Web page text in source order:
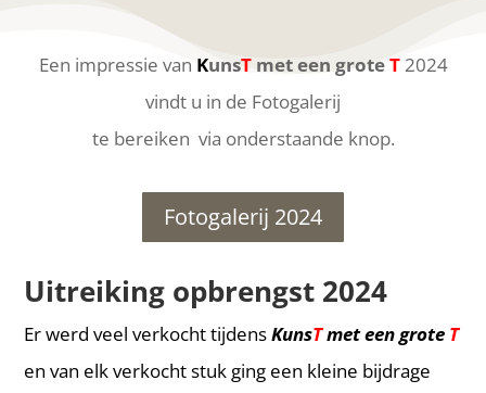
Een impressie van KunsTmet een groteT2024
vindt u in de Fotogalerij
te bereiken via onderstaande knop.
Fotogalerij 2024
Uitreiking opbrengst 2024
Er werd veel verkocht tijdensKunsTmet een grote T
en van elk verkocht stuk ging een kleine bijdrage